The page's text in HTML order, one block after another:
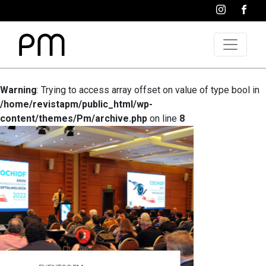
Warning: Trying to access array offset on value of type bool in
/home/revistapm/public_html/wp-
content/themes/Pm/archive.php on line 8